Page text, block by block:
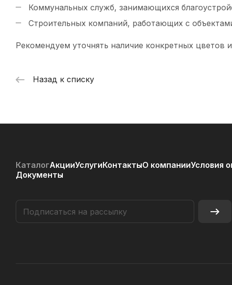
Коммунальных служб, занимающихся
Строительных компаний, работающих с
Рекомендуем уточнять наличие конкретных цветов
Назад к списку
КаталогАкцииУслугиКонтактыО компанииУсловия
Документы